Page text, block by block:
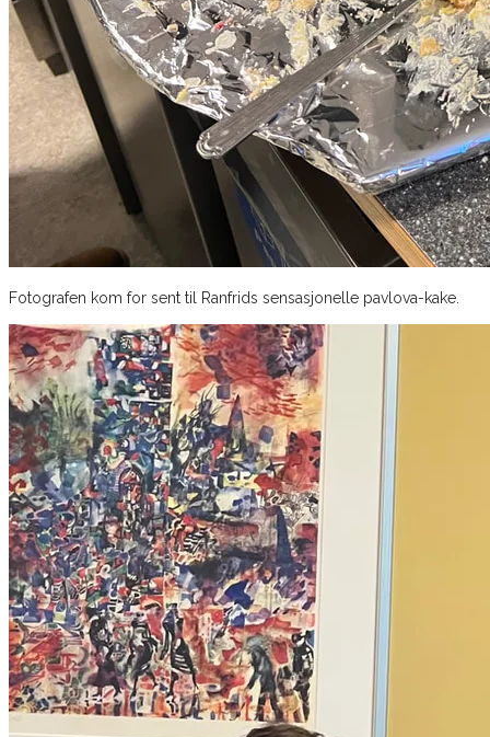
Fotografen kom for sent til Ranfrids sensasjonelle pavlova-kake.